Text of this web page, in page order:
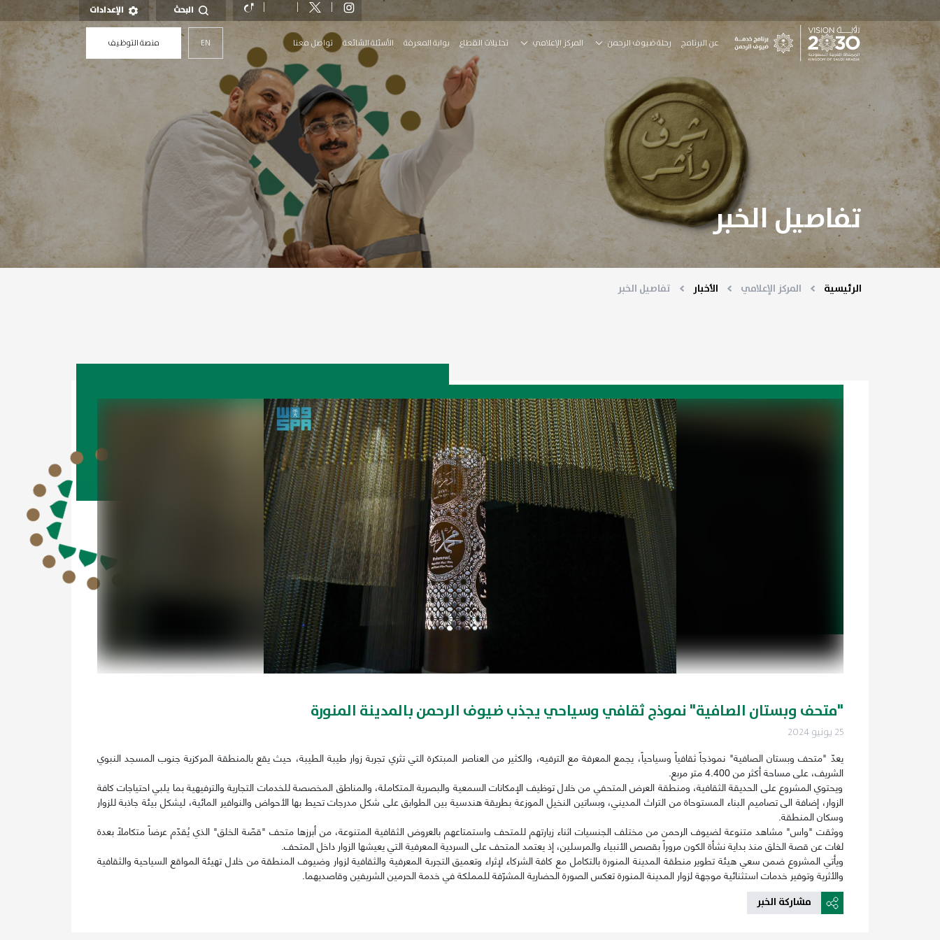
تجاوز إلى المحتوى الرئيسي البحث الإعدادات
Main Menu
عن البرنامج رحلة ضيوف الرحمن المركز الإعلامي تحليلات القطاع بوابة المعرفة الأسئلة الشائعة تواصل معنا EN منصة التوظيف
تفاصيل الخبر
الرئيسية المركز الإعلامي الأخبار تفاصيل الخبر
"متحف وبستان الصافية" نموذج ثقافي وسياحي يجذب ضيوف الرحمن بالمدينة المنورة
25 يونيو 2024
يعدّ "متحف وبستان الصافية" نموذجاً ثقافياً وسياحياً، يجمع المعرفة مع الترفيه، والكثير من العناصر المبتكرة التي تثري تجربة زوار طيبة الطيبة، حيث يقع بالمنطقة المركزية جنوب المسجد النبوي
الشريف، على مساحة أكثر من 4.400 متر مربع.
ويحتوي المشروع على الحديقة الثقافية، ومنطقة العرض المتحفي من خلال توظيف الإمكانات السمعية والبصرية المتكاملة، والمناطق المخصصة للخدمات التجارية والترفيهية بما يلبي احتياجات كافة
الزوار، إضافة الى تصاميم البناء المستوحاة من التراث المديني، وبساتين النخيل الموزعة بطريقة هندسية بين الطوابق على شكل مدرجات تحيط بها الأحواض والنوافير المائية، ليشكل بيئة جاذبة للزوار
وسكان المنطقة.
ووثقت "واس" مشاهد متنوعة لضيوف الرحمن من مختلف الجنسيات اثناء زيارتهم للمتحف واستمتاعهم بالعروض الثقافية المتنوعة، من أبرزها متحف "قصّة الخلق" الذي يُقدّم عرضاً متكاملاً بعدة
لغات عن قصة الخلق منذ بداية نشأة الكون مروراً بقصص الأنبياء والمرسلين، إذ يعتمد المتحف على السردية المعرفية التي يعيشها الزوار داخل المتحف.
ويأتي المشروع ضمن سعي هيئة تطوير منطقة المدينة المنورة بالتكامل مع كافة الشركاء لإثراء وتعميق التجربة المعرفية والثقافية لزوار وضيوف المنطقة من خلال تهيئة المواقع السياحية والثقافية
والأثرية وتوفير خدمات استثنائية موجهة لزوار المدينة المنورة تعكس الصورة الحضارية المشرّفة للمملكة في خدمة الحرمين الشريفين وقاصديهما.
مشاركة الخبر